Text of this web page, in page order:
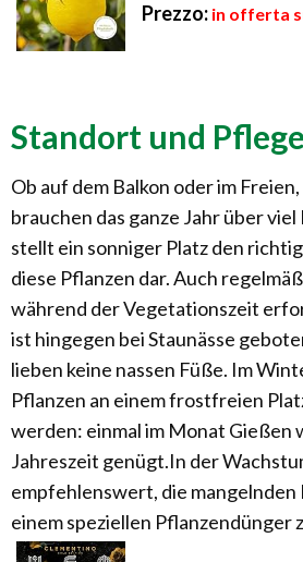
Prezzo: in offerta
Standort und Pflege
Ob auf dem Balkon oder im
brauchen das ganze Jahr über
stellt ein sonniger Platz den
diese Pflanzen dar. Auch
während der Vegetationszeit
ist hingegen bei Staunässe
lieben keine nassen Füße. Im
Pflanzen an einem frostfreien
werden: einmal im Monat Gießen
Jahreszeit genügt.In der
empfehlenswert, die
einem speziellen Pflanzendünger